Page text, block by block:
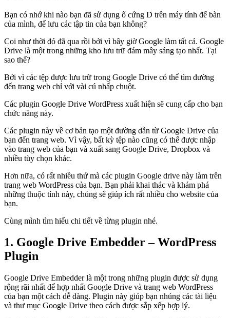
Bạn có nhớ khi nào bạn đã sử dụng ổ cứng D trên máy tính để bàn
của mình, để lưu các tập tin của bạn không?
Coi như thời đó đã qua rồi bởi vì bây giờ Google làm tất cả. Google
Drive là một trong những kho lưu trữ đám mây sáng tạo nhất. Tại
sao thế?
Bởi vì các tệp được lưu trữ trong Google Drive có thể tìm đường
đến trang web chỉ với vài cú nhấp chuột.
Các plugin Google Drive WordPress xuất hiện sẽ cung cấp cho bạn
chức năng này.
Các plugin này về cơ bản tạo một đường dẫn từ Google Drive của
bạn đến trang web. Vì vậy, bất kỳ tệp nào cũng có thể được nhập
vào trang web của bạn và xuất sang Google Drive, Dropbox và
nhiều tùy chọn khác.
Hơn nữa, có rất nhiều thứ mà các plugin Google drive này làm trên
trang web WordPress của bạn. Bạn phải khai thác và khám phá
những thuộc tính này, chúng sẽ giúp ích rất nhiều cho website của
bạn.
Cùng mình tìm hiểu chi tiết về từng plugin nhé.
1. Google Drive Embedder – WordPress
Plugin
Google Drive Embedder là một trong những plugin được sử dụng
rộng rãi nhất để hợp nhất Google Drive và trang web WordPress
của bạn một cách dễ dàng. Plugin này giúp bạn nhúng các tài liệu
và thư mục Google Drive theo cách được sắp xếp hợp lý.